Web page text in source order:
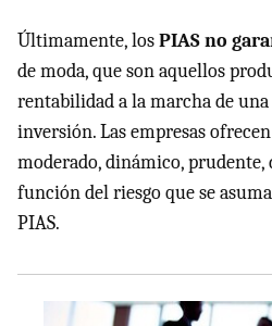
Últimamente, losPIAS no
de moda, que son aquellos
rentabilidad a la marcha de una
inversión. Las empresas
moderado, dinámico, prudente,
función del riesgo que se
PIAS.